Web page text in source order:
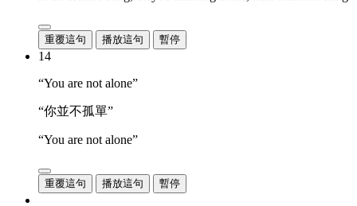
重覆這句 播放這句 暫停
14
“You are not alone”
“你並不孤單”
“You are not alone”
重覆這句 播放這句 暫停